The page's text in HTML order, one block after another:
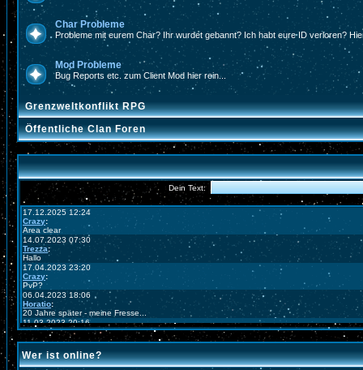
Char Probleme
Probleme mit eurem Char? Ihr wurdet gebannt? Ich habt eure ID verloren?
Mod Probleme
Bug Reports etc. zum Client Mod hier rein...
Grenzweltkonflikt RPG
Öffentliche Clan Foren
Wer ist online?